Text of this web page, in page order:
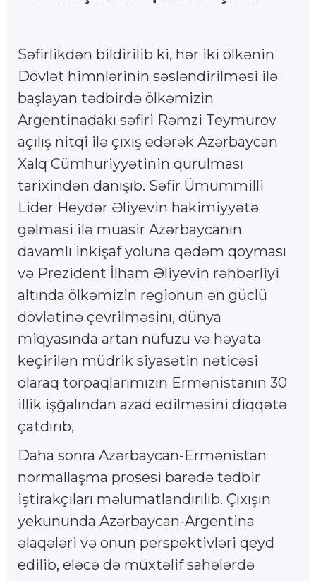
Səfirlikdən bildirilib ki, hər iki ölkənin
Dövlət himnlərinin səsləndirilməsi ilə
başlayan tədbirdə ölkəmizin
Argentinadakı səfiri Rəmzi Teymurov
açılış nitqi ilə çıxış edərək Azərbaycan
Xalq Cümhuriyyətinin qurulması
tarixindən danışıb. Səfir Ümummilli
Lider Heydər Əliyevin hakimiyyətə
gəlməsi ilə müasir Azərbaycanın
davamlı inkişaf yoluna qədəm qoyması
və Prezident İlham Əliyevin rəhbərliyi
altında ölkəmizin regionun ən güclü
dövlətinə çevrilməsinı, dünya
miqyasında artan nüfuzu və həyata
keçirilən müdrik siyasətin nəticəsi
olaraq torpaqlarımızın Ermənistanın 30
illik işğalından azad edilməsini diqqətə
çatdırıb,
Daha sonra Azərbaycan-Ermənistan
normallaşma prosesi barədə tədbir
iştirakçıları məlumatlandırılıb. Çıxışın
yekununda Azərbaycan-Argentina
əlaqələri və onun perspektivləri qeyd
edilib, eləcə də müxtəlif sahələrdə